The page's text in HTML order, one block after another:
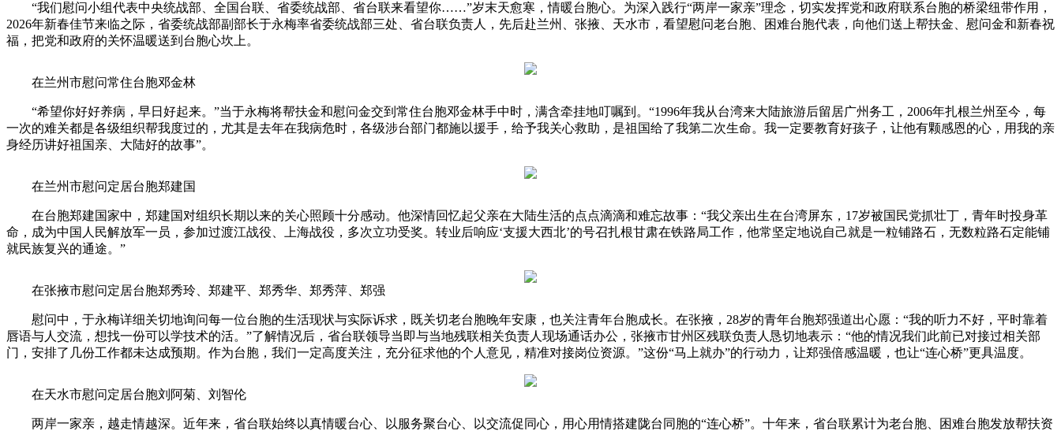
“我们慰问小组代表中央统战部、全国台联、省委统战部、省台联来看望你……”岁末天愈寒，情暖台胞心。为深入践行“两岸一家亲”理念，切实发挥党和政府联系台胞的桥梁纽带作用，
2026年新春佳节来临之际，省委统战部副部长于永梅率省委统战部三处、省台联负责人，先后赴兰州、张掖、天水市，看望慰问老台胞、困难台胞代表，向他们送上帮扶金、慰问金和新春祝
福，把党和政府的关怀温暖送到台胞心坎上。
在兰州市慰问常住台胞邓金林
“希望你好好养病，早日好起来。”当于永梅将帮扶金和慰问金交到常住台胞邓金林手中时，满含牵挂地叮嘱到。“1996年我从台湾来大陆旅游后留居广州务工，2006年扎根兰州至今，每
一次的难关都是各级组织帮我度过的，尤其是去年在我病危时，各级涉台部门都施以援手，给予我关心救助，是祖国给了我第二次生命。我一定要教育好孩子，让他有颗感恩的心，用我的亲
身经历讲好祖国亲、大陆好的故事”。
在兰州市慰问定居台胞郑建国
在台胞郑建国家中，郑建国对组织长期以来的关心照顾十分感动。他深情回忆起父亲在大陆生活的点点滴滴和难忘故事：“我父亲出生在台湾屏东，17岁被国民党抓壮丁，青年时投身革
命，成为中国人民解放军一员，参加过渡江战役、上海战役，多次立功受奖。转业后响应‘支援大西北’的号召扎根甘肃在铁路局工作，他常坚定地说自己就是一粒铺路石，无数粒路石定能铺
就民族复兴的通途。”
在张掖市慰问定居台胞郑秀玲、郑建平、郑秀华、郑秀萍、郑强
慰问中，于永梅详细关切地询问每一位台胞的生活现状与实际诉求，既关切老台胞晚年安康，也关注青年台胞成长。在张掖，28岁的青年台胞郑强道出心愿：“我的听力不好，平时靠着
唇语与人交流，想找一份可以学技术的活。”了解情况后，省台联领导当即与当地残联相关负责人现场通话办公，张掖市甘州区残联负责人恳切地表示：“他的情况我们此前已对接过相关部
门，安排了几份工作都未达成预期。作为台胞，我们一定高度关注，充分征求他的个人意见，精准对接岗位资源。”这份“马上就办”的行动力，让郑强倍感温暖，也让“连心桥”更具温度。
在天水市慰问定居台胞刘阿菊、刘智伦
两岸一家亲，越走情越深。近年来，省台联始终以真情暖台心、以服务聚台心、以交流促同心，用心用情搭建陇台同胞的“连心桥”。十年来，省台联累计为老台胞、困难台胞发放帮扶资